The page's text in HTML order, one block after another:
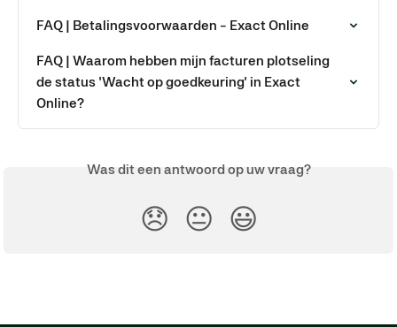
FAQ | Betalingsvoorwaarden - Exact Online
FAQ | Waarom hebben mijn facturen plotseling
de status 'Wacht op goedkeuring' in Exact
Online?
Was dit een antwoord op uw vraag?
😞 😐 😃